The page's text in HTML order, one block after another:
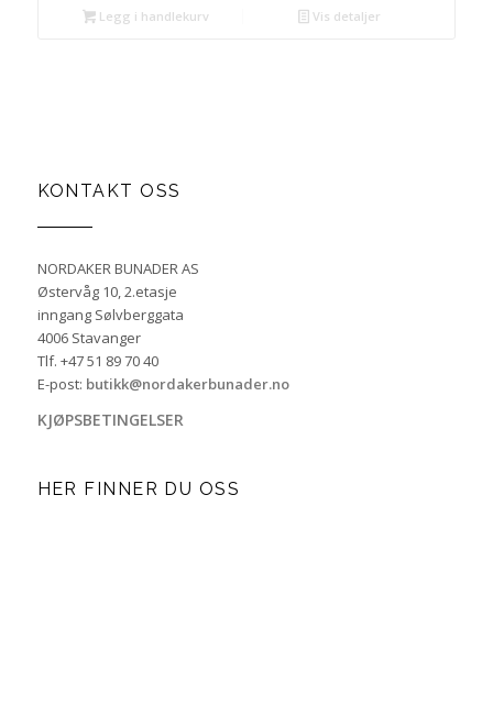
Legg i handlekurv Vis detaljer
KONTAKT OSS
NORDAKER BUNADER AS
Østervåg 10, 2.etasje
inngang Sølvberggata
4006 Stavanger
Tlf. +47 51 89 70 40
E-post: butikk@nordakerbunader.no
KJØPSBETINGELSER
HER FINNER DU OSS